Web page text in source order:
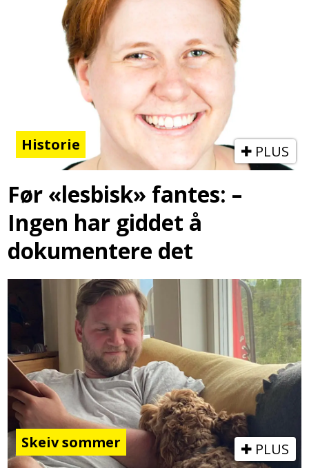
Historie PLUS
Før «lesbisk» fantes: –
Ingen har giddet å
dokumentere det
Skeiv sommer PLUS